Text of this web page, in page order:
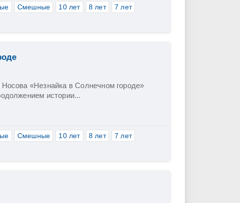
Смешные 10 лет 8 лет
7 лет
«Незнайка в Солнечном городе»
истории...
Смешные 10 лет 8 лет
7 лет